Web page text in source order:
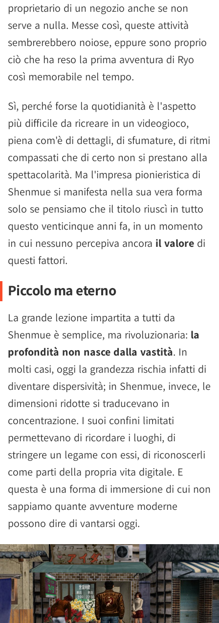
proprietario di un negozio anche se non
serve a nulla. Messe così, queste attività
sembrerebbero noiose, eppure sono proprio
ciò che ha reso la prima avventura di Ryo
così memorabile nel tempo.
Sì, perché forse la quotidianità è l'aspetto
più difficile da ricreare in un videogioco,
piena com'è di dettagli, di sfumature, di ritmi
compassati che di certo non si prestano alla
spettacolarità. Ma l'impresa pionieristica di
Shenmue si manifesta nella sua vera forma
solo se pensiamo che il titolo riuscì in tutto
questo venticinque anni fa, in un momento
in cui nessuno percepiva ancora il valore di
questi fattori.
Piccolo ma eterno
La grande lezione impartita a tutti da
Shenmue è semplice, ma rivoluzionaria: la
profondità non nasce dalla vastità. In
molti casi, oggi la grandezza rischia infatti di
diventare dispersività; in Shenmue, invece, le
dimensioni ridotte si traducevano in
concentrazione. I suoi confini limitati
permettevano di ricordare i luoghi, di
stringere un legame con essi, di riconoscerli
come parti della propria vita digitale. E
questa è una forma di immersione di cui non
sappiamo quante avventure moderne
possono dire di vantarsi oggi.